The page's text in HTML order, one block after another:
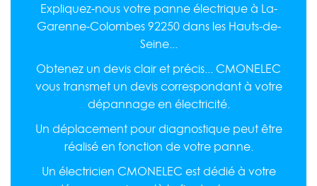
Expliquez-nous votre panne électrique à La-
Garenne-Colombes 92250 dans les Hauts-de-
Seine...
Obtenez un devis clair et précis... CMONELEC
vous transmet un devis correspondant à votre
dépannage en électricité.
Un déplacement pour diagnostique peut être
réalisé en fonction de votre panne.
Un électricien CMONELEC est dédié à votre